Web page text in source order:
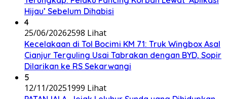
Hijau’ Sebelum Dihabisi
4
25/06/20262598 Lihat
Kecelakaan di Tol Bocimi KM 71: Truk Wingbox Asal
Cianjur Terguling Usai Tabrakan dengan BYD, Sopir
Dilarikan ke RS Sekarwangi
5
12/11/20251999 Lihat